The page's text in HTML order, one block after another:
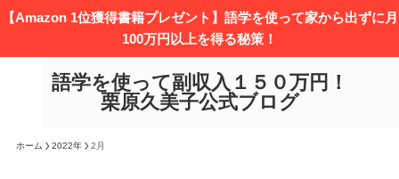
【Amazon 1位獲得書籍プレゼント】語学を使って家から出ずに月
100万円以上を得る秘策！
語学を使って副収入１５０万円！
栗原久美子公式ブログ
ホーム 2022年 2月